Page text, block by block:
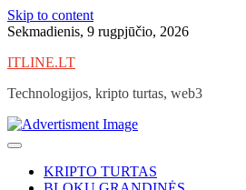
Skip to content
Sekmadienis, 9 rugpjūčio, 2026
ITLINE.LT
Technologijos, kripto turtas, web3
KRIPTO TURTAS